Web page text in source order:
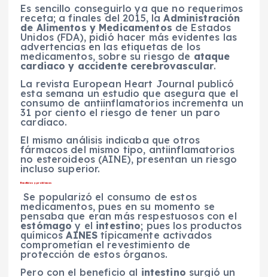
Es sencillo conseguirlo ya que no requerimos
receta; a finales del 2015, la Administración
de Alimentos y Medicamentos de Estados
Unidos (FDA), pidió hacer más evidentes las
advertencias en las etiquetas de los
medicamentos, sobre su riesgo de ataque
cardiaco y accidente cerebrovascular.
La revista European Heart Journal publicó
esta semana un estudio que asegura que el
consumo de antiinflamatorios incrementa un
31 por ciento el riesgo de tener un paro
cardíaco.
El mismo análisis indicaba que otros
fármacos del mismo tipo, antiinflamatorios
no esteroideos (AINE), presentan un riesgo
incluso superior.
Beneficios y problemas
Se popularizó el consumo de estos
medicamentos, pues en su momento se
pensaba que eran más respestuosos con el
estómagoy el intestino; pues los productos
químicosAINEStípicamente activados
comprometían el revestimiento de
protección de estos órganos.
Pero con el beneficio al intestino surgió un